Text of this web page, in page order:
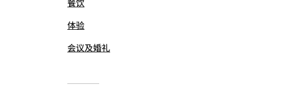
餐饮
体验
会议及婚礼